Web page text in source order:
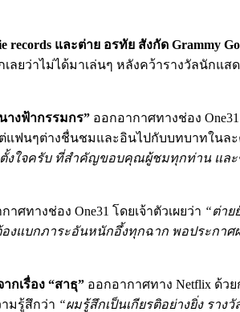
records และต่าย อรทัย สังกัด Grammy
ว่าไม่ได้มาเล่นๆ หลังคว้ารางวัลนักแสด
างฟ้ากรรมกร” ออกอากาศทางช่อง
ฟนๆต่างชื่นชมและอินไปกับบทบาทในละ
งใจครับ ที่สำคัญขอบคุณผู้ชมทุกท่าน แ
าศทางช่อง One31 โดยเจ้าตัวเผยว่า “ต่าย
แบกภาระอันหนักอึ้งทุกฉาก พอประกาศผ
กเรื่อง “สาธุ” ออกอากาศทาง Netflix ด้ว
มรู้สึกว่า “ผมรู้สึกเป็นเกียรติอย่างยิ่ง รา